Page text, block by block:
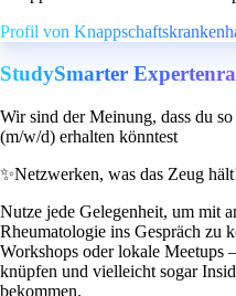
Profil von
StudySmarter
Wir sind der Meinung, dass du
(m/w/d) erhalten könntest
✨Netzwerken, was das Zeug
Nutze jede Gelegenheit, um mit
Rheumatologie ins Gespräch zu
Workshops oder lokale Meetups
knüpfen und vielleicht sogar
bekommen.